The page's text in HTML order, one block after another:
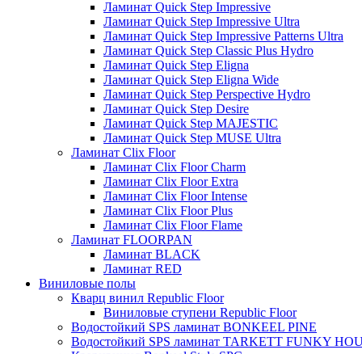
Ламинат Quick Step Impressive
Ламинат Quick Step Impressive Ultra
Ламинат Quick Step Impressive Patterns Ultra
Ламинат Quick Step Classic Plus Hydro
Ламинат Quick Step Eligna
Ламинат Quick Step Eligna Wide
Ламинат Quick Step Perspective Hydro
Ламинат Quick Step Desire
Ламинат Quick Step MAJESTIC
Ламинат Quick Step MUSE Ultra
Ламинат Clix Floor
Ламинат Clix Floor Charm
Ламинат Clix Floor Extra
Ламинат Clix Floor Intense
Ламинат Clix Floor Plus
Ламинат Clix Floor Flame
Ламинат FLOORPAN
Ламинат BLACK
Ламинат RED
Виниловые полы
Кварц винил Republic Floor
Виниловые ступени Republic Floor
Водостойкий SPS ламинат BONKEEL PINE
Водостойкий SPS ламинат TARKETT FUNKY